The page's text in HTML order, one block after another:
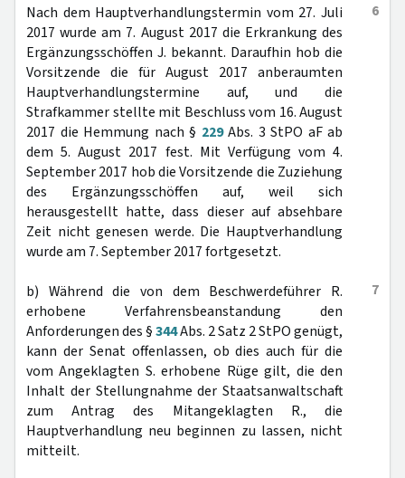
6
Nach dem Hauptverhandlungstermin vom 27. Juli
2017 wurde am 7. August 2017 die Erkrankung des
Ergänzungsschöffen J. bekannt. Daraufhin hob die
Vorsitzende die für August 2017 anberaumten
Hauptverhandlungstermine auf, und die
Strafkammer stellte mit Beschluss vom 16. August
2017 die Hemmung nach § 229Abs. 3 StPO aF ab
dem 5. August 2017 fest. Mit Verfügung vom 4.
September 2017 hob die Vorsitzende die Zuziehung
des Ergänzungsschöffen auf, weil sich
herausgestellt hatte, dass dieser auf absehbare
Zeit nicht genesen werde. Die Hauptverhandlung
wurde am 7. September 2017 fortgesetzt.
7
b) Während die von dem Beschwerdeführer R.
erhobene Verfahrensbeanstandung den
Anforderungen des §344Abs. 2 Satz 2 StPO genügt,
kann der Senat offenlassen, ob dies auch für die
vom Angeklagten S. erhobene Rüge gilt, die den
Inhalt der Stellungnahme der Staatsanwaltschaft
zum Antrag des Mitangeklagten R., die
Hauptverhandlung neu beginnen zu lassen, nicht
mitteilt.